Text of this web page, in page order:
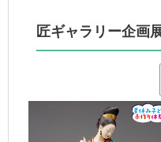
匠ギャラリー企画